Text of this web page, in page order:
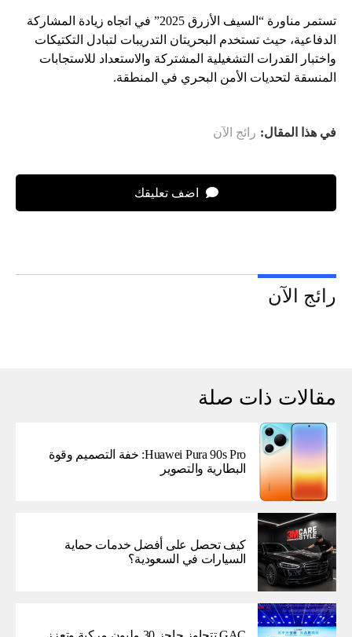
تستمر مناورة “السيف الأزرق 2025” في اتجاه زيادة المشاركة
الدفاعية، حيث تستخدم البحريتان التدريبات لتبادل التكتيكات
واختبار القدرات التشغيلية المشتركة والاستعداد للاستجابات
المنسقة لتحديات الأمن البحري في المنطقة.
في هذا المقال: رائج الآن
اضف تعليقك
رائج الآن
مقالات ذات صلة
Huawei Pura 90s Pro: خفة التصميم وقوة
البطارية والتصوير
كيف تحصل على أفضل خدمات حماية
السيارات في السعودية؟